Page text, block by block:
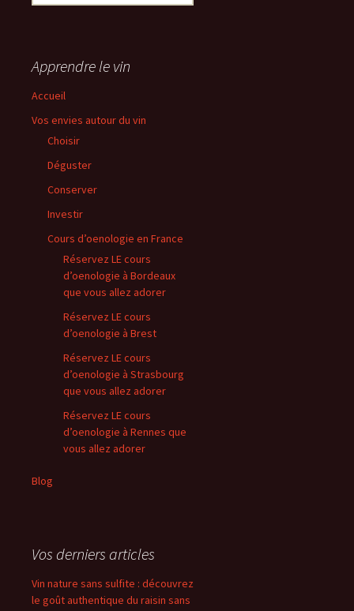
Apprendre le vin
Accueil
Vos envies autour du vin
Choisir
Déguster
Conserver
Investir
Cours d’oenologie en France
Réservez LE cours
d’oenologie à Bordeaux
que vous allez adorer
Réservez LE cours
d’oenologie à Brest
Réservez LE cours
d’oenologie à Strasbourg
que vous allez adorer
Réservez LE cours
d’oenologie à Rennes que
vous allez adorer
Blog
Vos derniers articles
Vin nature sans sulfite : découvrez
le goût authentique du raisin sans